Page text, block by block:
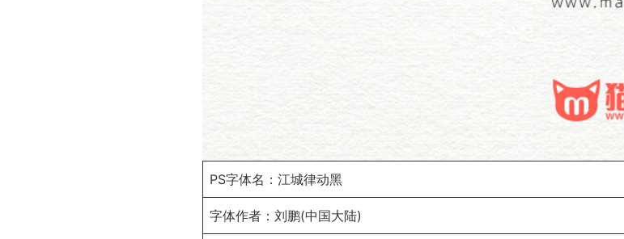
PS字体名：江城律动黑
字体作者：刘鹏(中国大陆)